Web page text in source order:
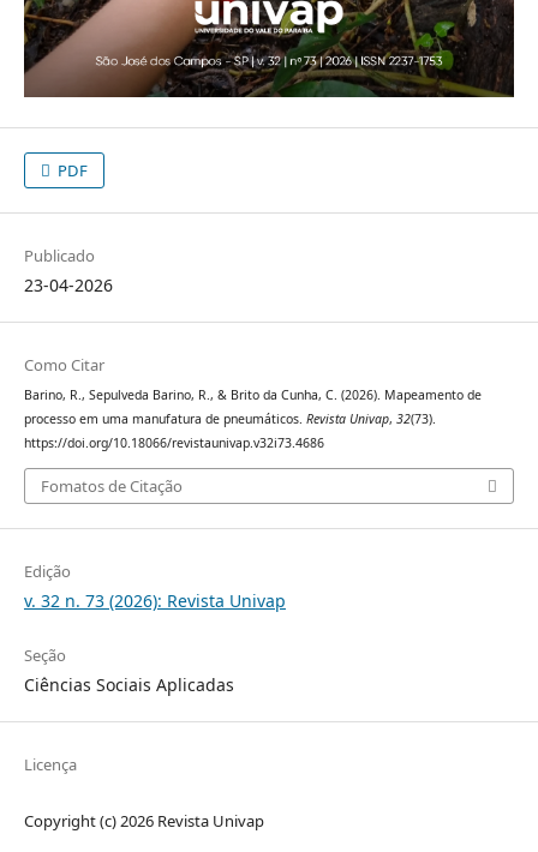
PDF
Publicado
23-04-2026
Como Citar
Barino, R., Sepulveda Barino, R., & Brito da Cunha, C. (2026). Mapeamento de
processo em uma manufatura de pneumáticos. Revista Univap, 32(73).
https://doi.org/10.18066/revistaunivap.v32i73.4686
Fomatos de Citação
Edição
v. 32 n. 73 (2026): Revista Univap
Seção
Ciências Sociais Aplicadas
Licença
Copyright (c) 2026 Revista Univap